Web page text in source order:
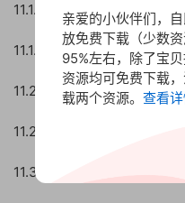
11.1.1 初识Matlab robotics
11.1.1 初识Matlab robotics
11.2.1 建立机器人模型.mp4
11.2.1 建立机器人模型.srt
11.3.1 正逆运动学、轨迹规划
亲爱的小伙伴们，
放免费下载（少数
95%左右，除了宝
资源均可免费下载
载两个资源。 查看